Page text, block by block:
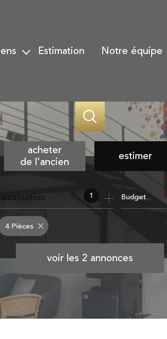
estimation notre équipe
acheter
de l'ancien estimer
1 Budget
voir les 2 annonces
4 Pièces